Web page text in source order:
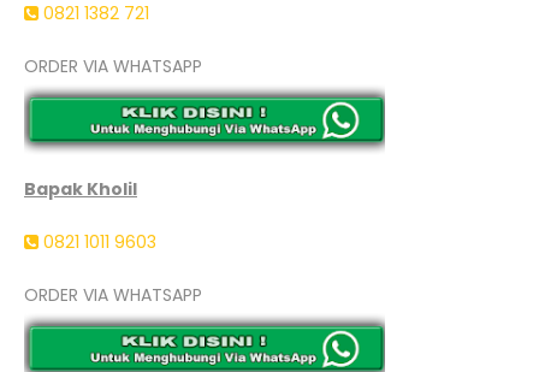
0821 1382 721
ORDER VIA WHATSAPP
Bapak Kholil
0821 1011 9603
ORDER VIA WHATSAPP